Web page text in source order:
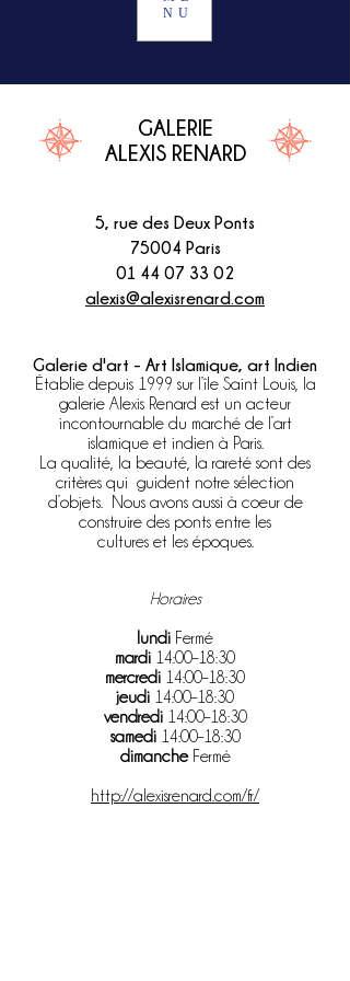
NU
GALERIE
ALEXIS RENARD
5, rue des Deux Ponts
75004 Paris
01 44 07 33 02
alexis@alexisrenard.com
Galerie d'art - Art Islamique, art Indien
Établie depuis 1999 sur l’île Saint Louis, la
galerie Alexis Renard est un acteur
incontournable du marché de l’art
islamique et indien à Paris.
La qualité, la beauté, la rareté sont des
critères qui guident notre sélection
d’objets. Nous avons aussi à coeur de
construire des ponts entre les
cultures et les époques.
Horaires
lundi Fermé
mardi 14:00–18:30
mercredi 14:00–18:30
jeudi 14:00–18:30
vendredi 14:00–18:30
samedi 14:00–18:30
dimanche Fermé
http://alexisrenard.com/fr/